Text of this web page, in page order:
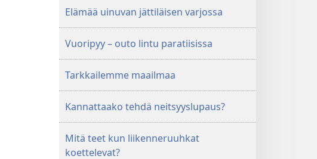
Elämää uinuvan jättiläisen varjossa
Vuoripyy – outo lintu paratiisissa
Tarkkailemme maailmaa
Kannattaako tehdä neitsyyslupaus?
Mitä teet kun liikenneruuhkat
koettelevat?